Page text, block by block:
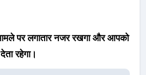
पर लगातार नजर रखगा और आपको
रहेगा।